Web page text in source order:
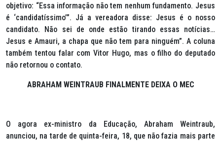
objetivo: “Essa informação não tem nenhum fundamento. Jesus
é ‘candidatíssimo’”. Já a vereadora disse: Jesus é o nosso
candidato. Não sei de onde estão tirando essas notícias…
Jesus e Amauri, a chapa que não tem para ninguém”. A coluna
também tentou falar com Vitor Hugo, mas o filho do deputado
não retornou o contato.
ABRAHAM WEINTRAUB FINALMENTE DEIXA O MEC
O agora ex-ministro da Educação, Abraham Weintraub,
anunciou, na tarde de quinta-feira, 18, que não fazia mais parte